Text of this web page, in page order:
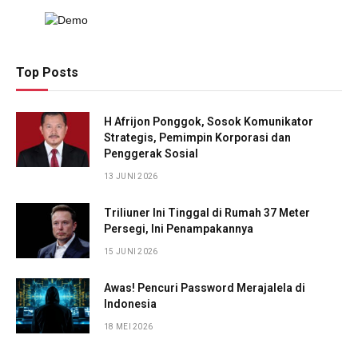
Top Posts
H Afrijon Ponggok, Sosok Komunikator
Strategis, Pemimpin Korporasi dan
Penggerak Sosial
13 JUNI 2026
Triliuner Ini Tinggal di Rumah 37 Meter
Persegi, Ini Penampakannya
15 JUNI 2026
Awas! Pencuri Password Merajalela di
Indonesia
18 MEI 2026